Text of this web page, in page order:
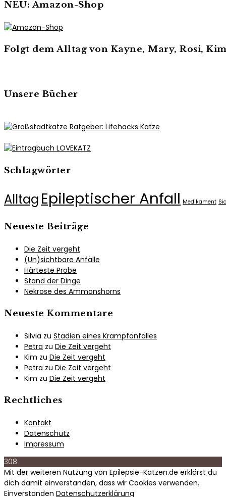
NEU: Amazon-Shop
Folgt dem Alltag von Kayne, Mary, Rosi,
Unsere Bücher
Schlagwörter
Alltag Epileptischer Anfall Medikament
Neueste Beiträge
Die Zeit vergeht
(Un)sichtbare Anfälle
Härteste Probe
Stand der Dinge
Nekrose des Ammonshorns
Neueste Kommentare
Silvia zu Stadien eines Krampfanfalles
Petra zu Die Zeit vergeht
Kim zu Die Zeit vergeht
Petra zu Die Zeit vergeht
Kim zu Die Zeit vergeht
Rechtliches
Kontakt
Datenschutz
Impressum
308
Mit der weiteren Nutzung von Epilepsie-Katzen.de erklärst du
dich damit einverstanden, dass wir Cookies verwenden.
Einverstanden Datenschutzerklärung